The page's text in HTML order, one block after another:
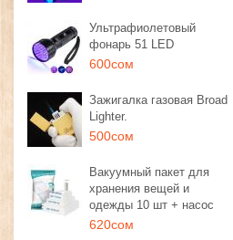
Ультрафиолетовый
фонарь 51 LED
600сом
Зажигалка газовая Broad
Lighter.
500сом
Вакуумный пакет для
хранения вещей и
одежды 10 шт + насос
620сом